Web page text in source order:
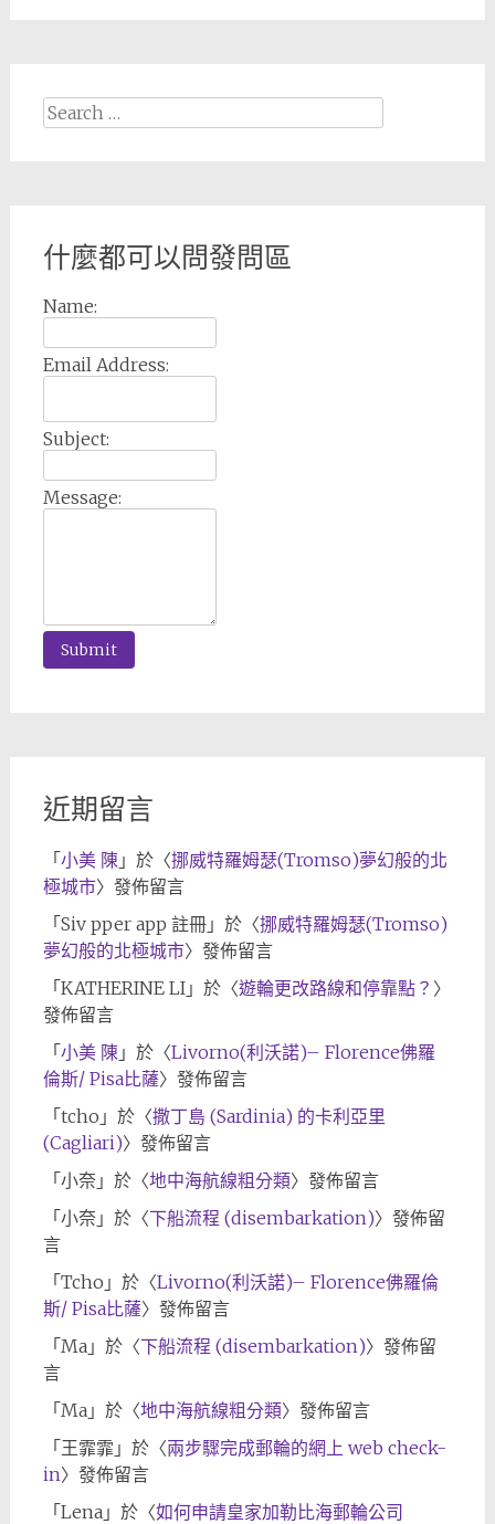
Search
for:
什麼都可以問發問區
Name:
Email Address:
Subject:
Message:
近期留言
「小美 陳 」於〈挪威特羅姆瑟(Tromso)夢幻般的北
極城市〉發佈留言
「Siv pper app 註冊」於〈挪威特羅姆瑟(Tromso)
夢幻般的北極城市〉發佈留言
「KATHERINE LI」於〈遊輪更改路線和停靠點？ 〉
發佈留言
「小美 陳 」於〈Livorno(利沃諾)– Florence佛羅
倫斯/ Pisa比薩〉發佈留言
「tcho 」於〈撒丁島 (Sardinia) 的卡利亞里
(Cagliari)〉發佈留言
「小奈」於〈地中海航線粗分類〉發佈留言
「小奈」於〈下船流程 (disembarkation)〉發佈留
言
「Tcho 」於〈Livorno(利沃諾)– Florence佛羅倫
斯/ Pisa比薩〉發佈留言
「Ma」於〈下船流程 (disembarkation)〉發佈留
言
「Ma」於〈地中海航線粗分類〉發佈留言
「王霏霏 」於〈兩步驟完成郵輪的網上 web check-
in〉發佈留言
「Lena」於〈如何申請皇家加勒比海郵輪公司